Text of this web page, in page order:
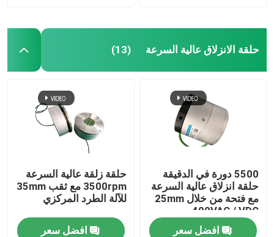
حلقة الانزلاق عالية السرعة (13)
5500 دورة في الدقيقة
حلقة انزلاق عالية السرعة
مع فتحة من خلال 25mm
400VAC / VDC
افضل سعر
حلقة زلقة عالية السرعة
3500rpm مع ثقب 35mm
للآلة الطرد المركزي
افضل سعر